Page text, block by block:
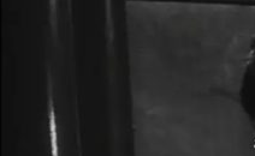
Avengers Doomsday :
annonce est enfin
comprend plus grand
Shang Chi : synopsis,
post-générique,
Disney+...